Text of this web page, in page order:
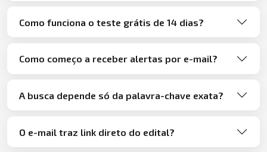
Como funciona o teste grátis de 14 dias?
Como começo a receber alertas por e-mail?
A busca depende só da palavra-chave exata?
O e-mail traz link direto do edital?